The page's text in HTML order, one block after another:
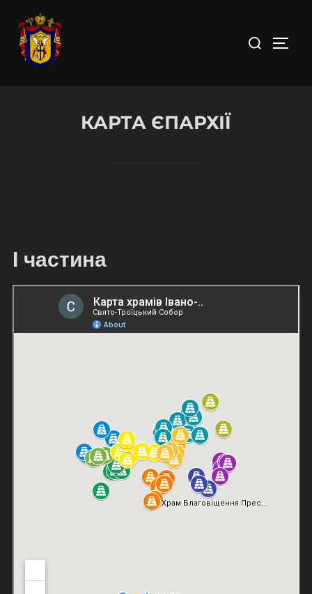
content
Search
КАРТА ЄПАРХІЇ
І частина